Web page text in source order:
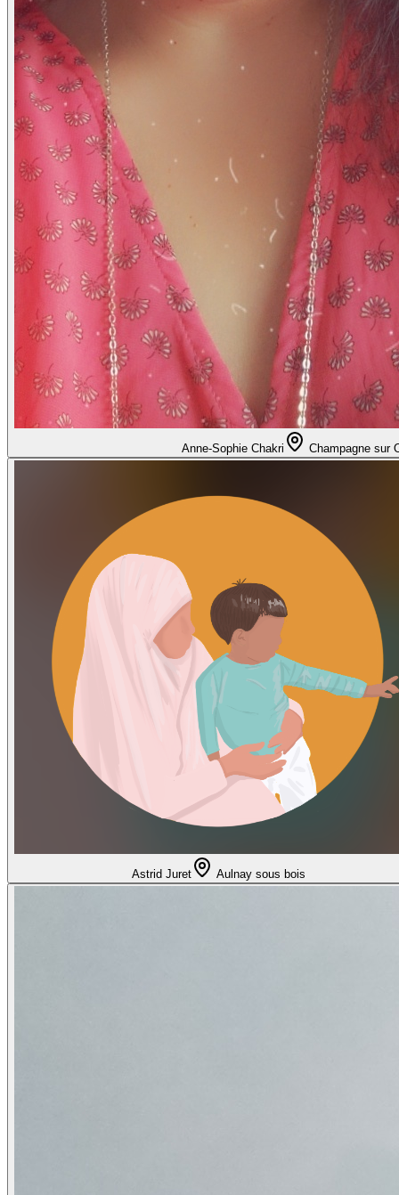
Anne-Sophie Chakri Champagne sur
Astrid Juret Aulnay sous bois